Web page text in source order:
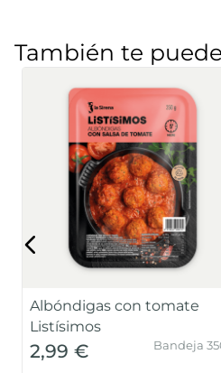
También te
Albóndigas con tomate
Listísimos
2,99 € Bandeja